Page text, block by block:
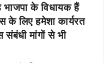
के विधायक हैं
के लिए हमेशा कार्यरत
संबंधी मांगों से भी